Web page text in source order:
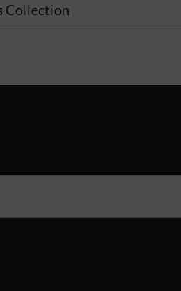
Collection